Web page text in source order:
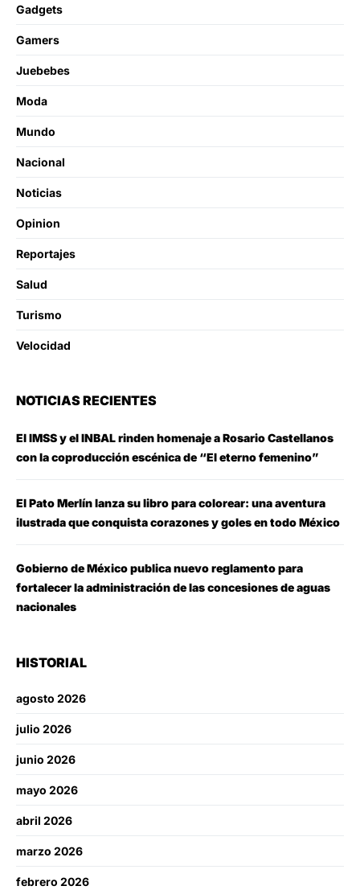
Gadgets
Gamers
Juebebes
Moda
Mundo
Nacional
Noticias
Opinion
Reportajes
Salud
Turismo
Velocidad
NOTICIAS RECIENTES
El IMSS y el INBAL rinden homenaje a Rosario Castellanos
con la coproducción escénica de “El eterno femenino”
El Pato Merlín lanza su libro para colorear: una aventura
ilustrada que conquista corazones y goles en todo México
Gobierno de México publica nuevo reglamento para
fortalecer la administración de las concesiones de aguas
nacionales
HISTORIAL
agosto 2026
julio 2026
junio 2026
mayo 2026
abril 2026
marzo 2026
febrero 2026